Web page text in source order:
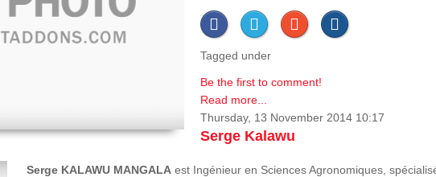
Tagged under
Be the first to comment!
Read more...
Thursday, 13 November 2014 10:17
Serge Kalawu
Serge KALAWU MANGALA est Ingénieur en Sciences Agronomiques,